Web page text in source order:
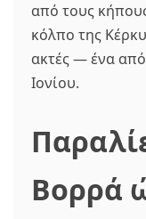
από τους
κόλπο της
ακτές — ένα
Ιονίου.
Βορρά